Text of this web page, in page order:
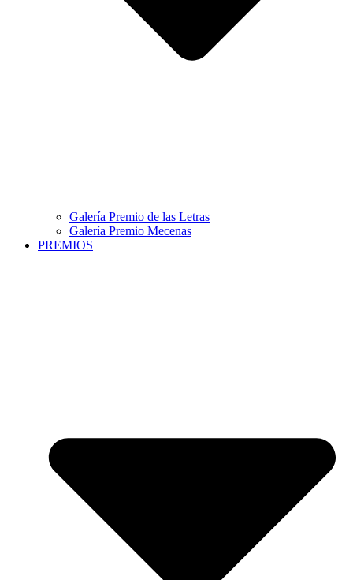
Galería Premio de las Letras
Galería Premio Mecenas
PREMIOS